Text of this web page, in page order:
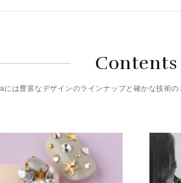
Contents
には豊富なデザインのラインナップと確かな技術